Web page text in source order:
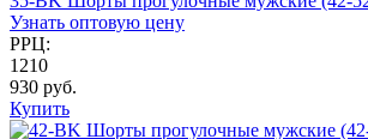
Узнать оптовую цену
РРЦ:
1210
930 руб.
Купить